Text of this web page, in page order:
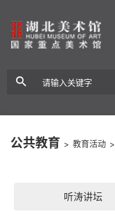
公共教育 > 教育活动 >
听涛讲坛